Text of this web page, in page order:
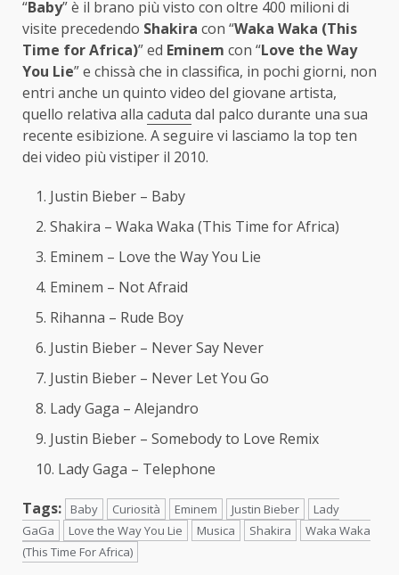
“Baby” è il brano più visto con oltre 400 milioni di
visite precedendo Shakira con “Waka Waka (This
Time for Africa)” ed Eminem con “Love the Way
You Lie” e chissà che in classifica, in pochi giorni, non
entri anche un quinto video del giovane artista,
quello relativa alla caduta dal palco durante una sua
recente esibizione. A seguire vi lasciamo la top ten
dei video più vistiper il 2010.
Justin Bieber – Baby
Shakira – Waka Waka (This Time for Africa)
Eminem – Love the Way You Lie
Eminem – Not Afraid
Rihanna – Rude Boy
Justin Bieber – Never Say Never
Justin Bieber – Never Let You Go
Lady Gaga – Alejandro
Justin Bieber – Somebody to Love Remix
Lady Gaga – Telephone
Tags:
Baby Curiosità Eminem Justin Bieber
Lady
GaGa
Love the Way You Lie Musica Shakira
Waka Waka
(This Time For Africa)